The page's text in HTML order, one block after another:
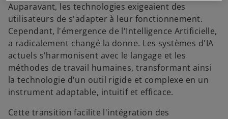
Auparavant, les technologies exigeaient des
utilisateurs de s'adapter à leur fonctionnement.
Cependant, l'émergence de l'Intelligence Artificielle,
a radicalement changé la donne. Les systèmes d'IA
actuels s'harmonisent avec le langage et les
méthodes de travail humaines, transformant ainsi
la technologie d'un outil rigide et complexe en un
instrument adaptable, intuitif et efficace.
Cette transition facilite l'intégration des